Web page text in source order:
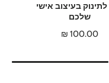
בעיצוב אישי
שלכם
100.00 ₪